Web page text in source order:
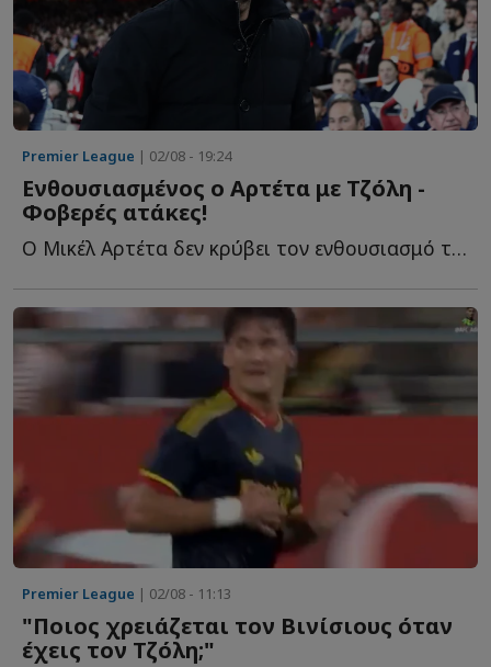
Premier League | 02/08 - 19:24
Ενθουσιασμένος ο Αρτέτα με Τζόλη -
Φοβερές ατάκες!
Ο Μικέλ Αρτέτα δεν κρύβει τον ενθουσιασμό του για το τ...
Premier League | 02/08 - 11:13
"Ποιος χρειάζεται τον Βινίσιους όταν
έχεις τον Τζόλη;"